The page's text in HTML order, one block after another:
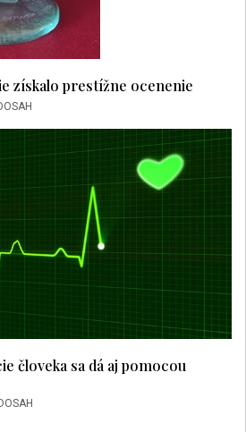
získalo prestížne ocenenie
človeka sa dá aj pomocou